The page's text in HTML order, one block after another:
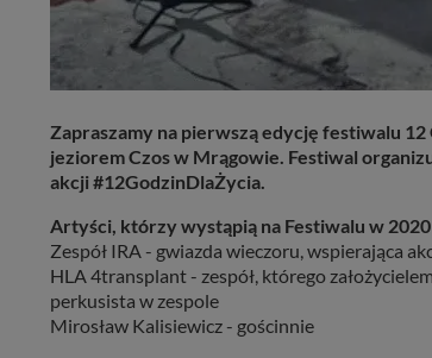
Zapraszamy na pierwszą edycję festiwalu
jeziorem Czos w Mrągowie. Festiwal
akcji#12GodzinDlaŻycia.
Artyści, którzy wystąpią na Festiwalu w 2020
Zespół IRA - gwiazda wieczoru, wspierająca
HLA 4transplant - zespół, którego
perkusista w zespole
Mirosław Kalisiewicz - gościnnie